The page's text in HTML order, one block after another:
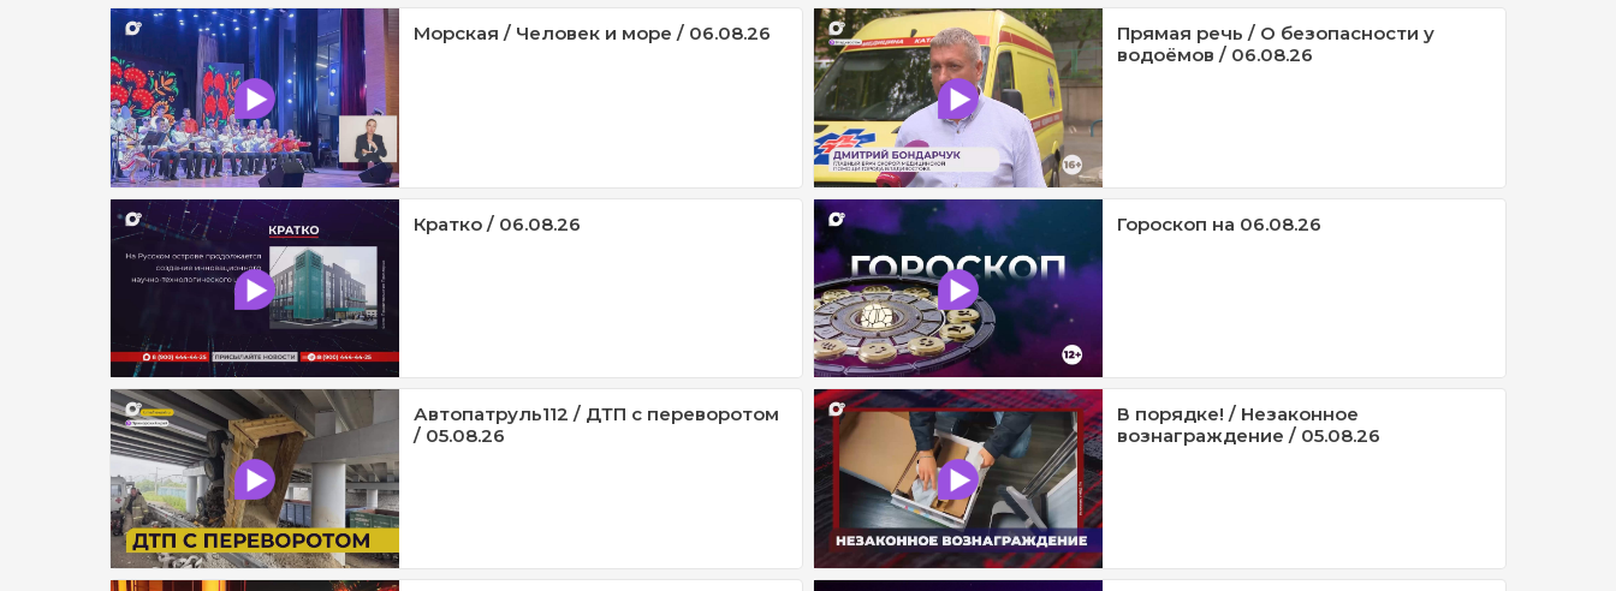
Морская / Человек и море / 06.08.26
Прямая речь / О безопасности у
водоёмов / 06.08.26
Кратко / 06.08.26 Гороскоп на 06.08.26
Автопатруль112 / ДТП с переворотом
/ 05.08.26
В порядке! / Незаконное
вознаграждение / 05.08.26